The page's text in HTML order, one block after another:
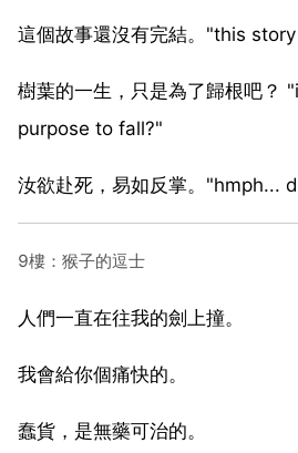
這個故事還沒有完結。"this
樹葉的一生，只是為了歸根吧？
purpose to fall?"
汝欲赴死，易如反掌。"hmph...
9樓：猴子的逗士
人們一直在往我的劍上撞。
我會給你個痛快的。
蠢貨，是無藥可治的。